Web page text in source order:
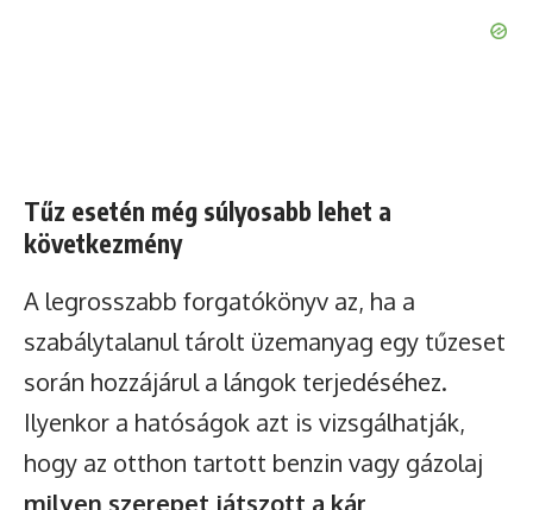
Tűz esetén még súlyosabb lehet a
következmény
A legrosszabb forgatókönyv az, ha a
szabálytalanul tárolt üzemanyag egy tűzeset
során hozzájárul a lángok terjedéséhez.
Ilyenkor a hatóságok azt is vizsgálhatják,
hogy az otthon tartott benzin vagy gázolaj
milyen szerepet játszott a kár